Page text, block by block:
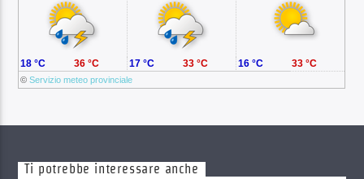
©Servizio meteo provinciale
18 °C 36 °C 17 °C 33 °C 16 °C 33 °C
Ti potrebbe interessare anche